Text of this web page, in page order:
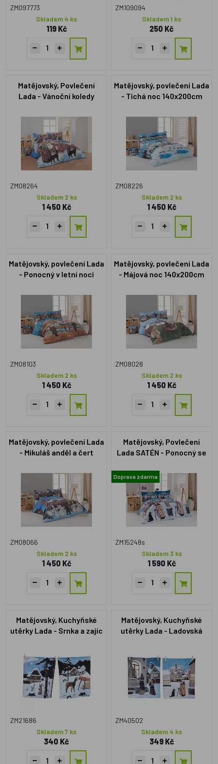
ZM097773
Skladem 4 ks
119 Kč
ZM109094
Skladem 1 ks
250 Kč
Matějovský, Povlečení
Lada - Vánoční koledy
ZM08264
Skladem 2 ks
1 450 Kč
Matějovský, povlečení Lada
- Tichá noc 140x200cm
ZM08226
Skladem 2 ks
1 450 Kč
Matějovský, povlečení Lada
- Ponocný v letní noci
ZM08103
Skladem 2 ks
1 450 Kč
Matějovský, povlečení Lada
- Májová noc 140x200cm
ZM08028
Skladem 2 ks
1 450 Kč
Matějovský, povlečení Lada
- Mikuláš anděl a čert
ZM08066
Skladem 2 ks
1 450 Kč
Matějovský, Povlečení
Lada SATÉN - Ponocný se
+70x90cm
Doprava zdarma
ZM15248s
Skladem 3 ks
1 590 Kč
Matějovský, Kuchyňské
utěrky Lada - Srnka a zajíc
ZM21686
Skladem 7 ks
340 Kč
Matějovský, Kuchyňské
utěrky Lada - Ladovská
ZM40502
Skladem 4 ks
349 Kč